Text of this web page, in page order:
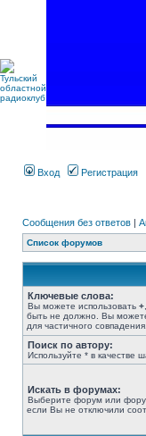
Вход Регистрация
Сообщения без ответов |
Список форумов
Ключевые слова:
Вы можете использовать +
быть не должно. Вы
для частичного совпадения.
Поиск по автору:
Используйте * в качестве
Искать в форумах:
Выберите форум или
если Вы не отключили